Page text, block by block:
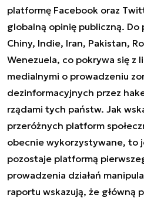
platformę Facebook oraz
globalną opinię publiczną.
Chiny, Indie, Iran, Pakistan,
Wenezuela, co pokrywa się z
medialnymi o prowadzeniu
dezinformacyjnych przez
rządami tych państw. Jak
przeróżnych platform
obecnie wykorzystywane, to
pozostaje platformą
prowadzenia działań
raportu wskazują, że główną